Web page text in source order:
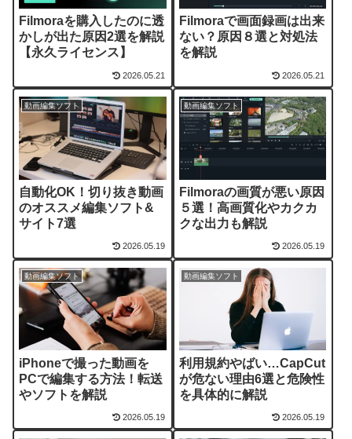
Filmoraを購入したのに透
かしが出た原因2選を解説
【永久ライセンス】
2026.05.21
Filmoraで画面録画は出来
ない？原因８選と対処法
を解説
2026.05.21
動画編集ソフト
自動化OK！切り抜き動画
のオススメ編集ソフト&
サイト7選
2026.05.19
動画編集ソフト
Filmoraの画質が悪い原因
５選！高画質化やカクカ
クな出力も解説
2026.05.19
動画編集ソフト
iPhoneで撮った動画を
PCで編集する方法！転送
やソフトを解説
2026.05.19
動画編集ソフト
利用規約やばい…CapCut
が危ない理由6選と危険性
を具体的に解説
2026.05.19